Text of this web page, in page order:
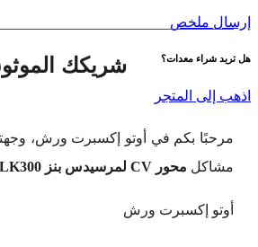
إرسال ملخص
هل تريد شراء معدات؟
اذهب إلى المتجر
مرحبًا بكم في أوتو إكسبرت ورش،
مشاكل محور CV لمرسيدس بنز SLK300
أوتو إكسبرت ورش